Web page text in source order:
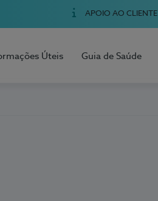
APOIO AO CLIENTE
Úteis Guia de Saúde